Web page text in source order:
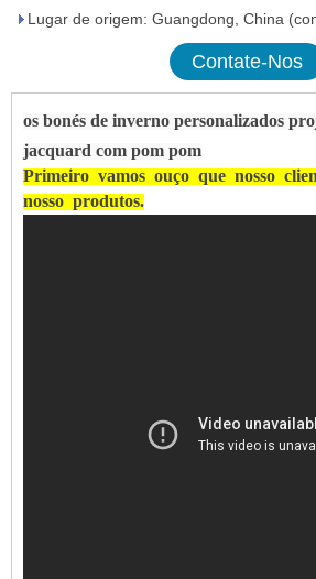
Lugar de origem: Guangdong, China
Contate-Nos
os bonés de inverno personalizados
jacquard com pom pom
Primeiro vamos ouço que nosso
nosso produtos.